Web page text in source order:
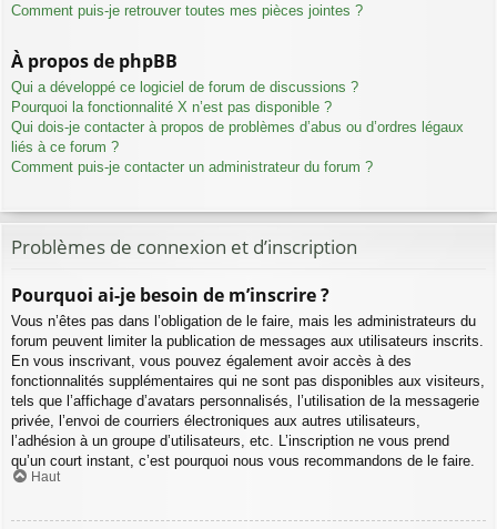
Comment puis-je retrouver toutes mes pièces jointes ?
À propos de phpBB
Qui a développé ce logiciel de forum de discussions ?
Pourquoi la fonctionnalité X n’est pas disponible ?
Qui dois-je contacter à propos de problèmes d’abus ou d’ordres légaux
liés à ce forum ?
Comment puis-je contacter un administrateur du forum ?
Problèmes de connexion et d’inscription
Pourquoi ai-je besoin de m’inscrire ?
Vous n’êtes pas dans l’obligation de le faire, mais les administrateurs du
forum peuvent limiter la publication de messages aux utilisateurs inscrits.
En vous inscrivant, vous pouvez également avoir accès à des
fonctionnalités supplémentaires qui ne sont pas disponibles aux visiteurs,
tels que l’affichage d’avatars personnalisés, l’utilisation de la messagerie
privée, l’envoi de courriers électroniques aux autres utilisateurs,
l’adhésion à un groupe d’utilisateurs, etc. L’inscription ne vous prend
qu’un court instant, c’est pourquoi nous vous recommandons de le faire.
Haut